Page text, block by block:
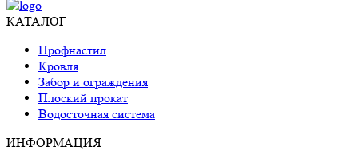
КАТАЛОГ
Профнастил
Кровля
Забор и ограждения
Плоский прокат
Водосточная система
ИНФОРМАЦИЯ